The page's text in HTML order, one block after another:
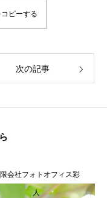
ピーする
次の記事
会社フォトオフィス彩
人